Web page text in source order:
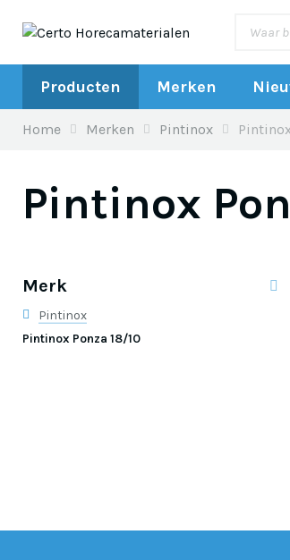
Producten Merken
Home Merken Pintinox
Pintinox
Merk
Pintinox
Pintinox Ponza 18/10